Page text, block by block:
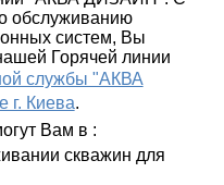
обслуживанию
систем, Вы
Горячей линии
службы "АКВА
Киева.
Вам в :
скважин для